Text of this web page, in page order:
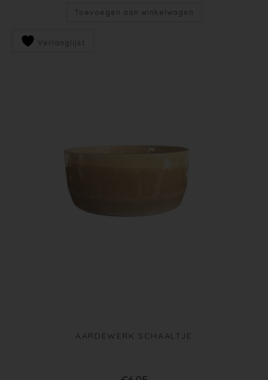
Toevoegen aan winkelwagen
Verlanglijst
AARDEWERK SCHAALTJE